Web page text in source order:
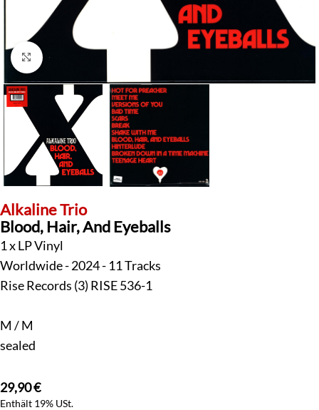
Klick zum Vergrößern
Alkaline Trio
Blood, Hair, And Eyeballs
1 x LP Vinyl
Worldwide - 2024 - 11 Tracks
Rise Records (3) RISE 536-1
M / M
sealed
29,90€
Enthält 19% USt.